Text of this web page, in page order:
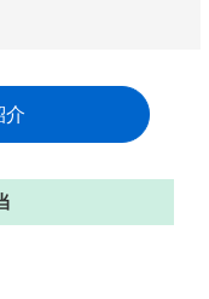
介